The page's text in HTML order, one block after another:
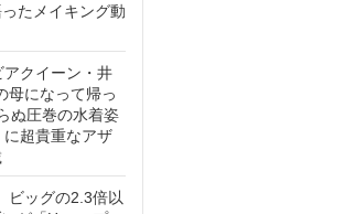
たメイキング動
クイーン・井
母になって帰っ
ぬ圧巻の水着姿
超貴重なアザ
ビッグの2.3倍以